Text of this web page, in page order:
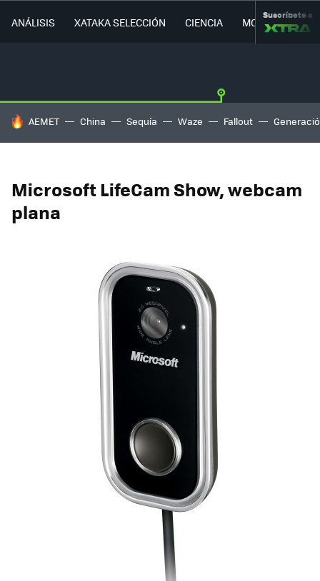
ANÁLISIS XATAKA SELECCIÓN CIENCIA MOVILIDAD
Suscríbete a
HOY SE HABLA DE
AEMET China Sequía Waze Fallout
Microsoft LifeCam Show, webcam
plana